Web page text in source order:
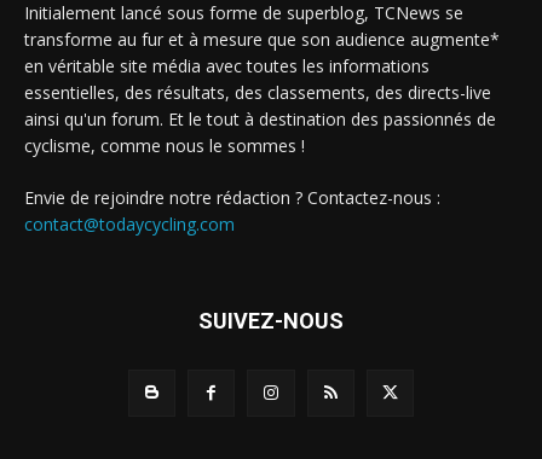
Initialement lancé sous forme de superblog, TCNews se
transforme au fur et à mesure que son audience augmente*
en véritable site média avec toutes les informations
essentielles, des résultats, des classements, des directs-live
ainsi qu'un forum. Et le tout à destination des passionnés de
cyclisme, comme nous le sommes !
Envie de rejoindre notre rédaction ? Contactez-nous :
contact@todaycycling.com
SUIVEZ-NOUS